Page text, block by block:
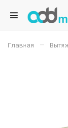
Главная –